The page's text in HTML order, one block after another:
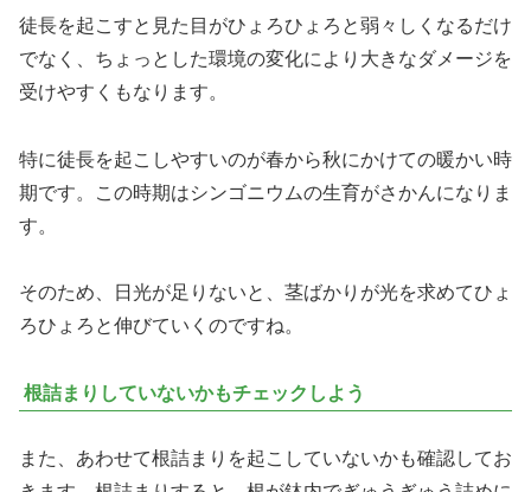
徒長を起こすと見た目がひょろひょろと弱々しくなるだけ
でなく、ちょっとした環境の変化により大きなダメージを
受けやすくもなります。
特に徒長を起こしやすいのが春から秋にかけての暖かい時
期です。この時期はシンゴニウムの生育がさかんになりま
す。
そのため、日光が足りないと、茎ばかりが光を求めてひょ
ろひょろと伸びていくのですね。
根詰まりしていないかもチェックしよう
また、あわせて根詰まりを起こしていないかも確認してお